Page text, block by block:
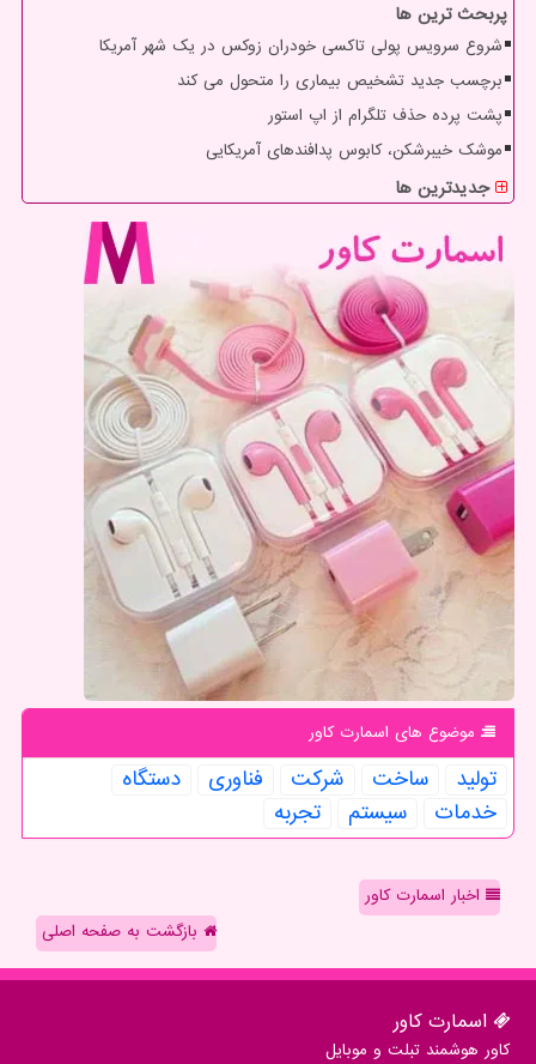
پربحث ترین ها
شروع سرویس پولی تاکسی خودران زوکس در یک شهر آمریکا
برچسب جدید تشخیص بیماری را متحول می کند
پشت پرده حذف تلگرام از اپ استور
موشک خیبرشکن، کابوس پدافندهای آمریکایی
جدیدترین ها
موضوع های اسمارت كاور
تولید ساخت شركت فناوری
دستگاه
خدمات
سیستم تجربه
اخبار اسمارت کاور
بازگشت به صفحه اصلی
اسمارت كاور
کاور هوشمند تبلت و موبایل